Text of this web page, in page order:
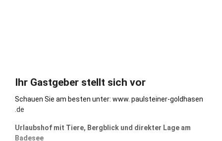
Ihr Gastgeber stellt sich vor
Schauen Sie am besten unter: www. paulsteiner-goldhasen
.de
Urlaubshof mit Tiere, Bergblick und direkter Lage am
Badesee